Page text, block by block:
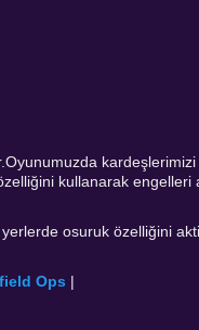
kullanarak
yerlerde osuruk özelliğini
Ops |